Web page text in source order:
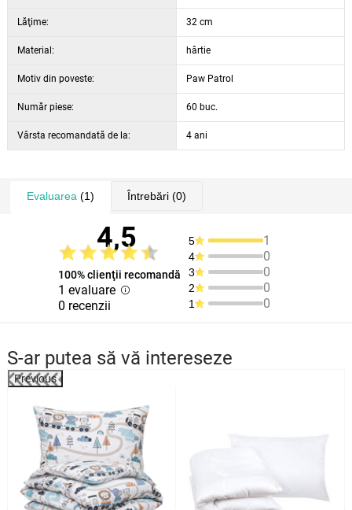
Lăţime: 32 cm
Material: hârtie
Motiv din poveste: Paw Patrol
Număr piese: 60 buc.
Vârsta recomandată de la: 4 ani
Evaluarea (1) Întrebări(0)
4,5
100% clienţii recomandă
1 evaluare
0 recenzii
5 1
4 0
3 0
2 0
1 0
S-ar putea să vă intereseze
Previous